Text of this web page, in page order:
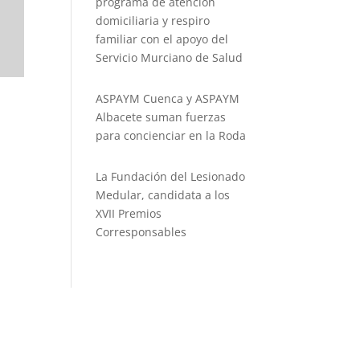
domiciliaria y respiro
familiar con el apoyo del
Servicio Murciano de Salud
ASPAYM Cuenca y ASPAYM
Albacete suman fuerzas
para concienciar en la Roda
La Fundación del Lesionado
Medular, candidata a los
XVII Premios
Corresponsables